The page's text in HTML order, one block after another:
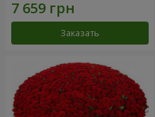
Заказать